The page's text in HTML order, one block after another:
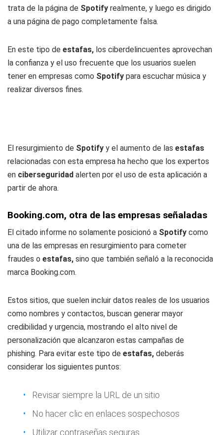
trata de la página de Spotify realmente, y luego es dirigido
a una página de pago completamente falsa.
En este tipo de estafas, los ciberdelincuentes aprovechan
la confianza y el uso frecuente que los usuarios suelen
tener en empresas como Spotify para escuchar música y
realizar diversos fines.
El resurgimiento de Spotify y el aumento de las estafas
relacionadas con esta empresa ha hecho que los expertos
en ciberseguridad alerten por el uso de esta aplicación a
partir de ahora.
Booking.com, otra de las empresas señaladas
El citado informe no solamente posicionó a Spotify como
una de las empresas en resurgimiento para cometer
fraudes o estafas, sino que también señaló a la reconocida
marca Booking.com.
Estos sitios, que suelen incluir datos reales de los usuarios
como nombres y contactos, buscan generar mayor
credibilidad y urgencia, mostrando el alto nivel de
personalización que alcanzaron estas campañas de
phishing. Para evitar este tipo de estafas, deberás
considerar los siguientes puntos:
Revisar siempre la URL de un sitio
No hacer clic en enlaces sospechosos
Utilizar contraseñas seguras